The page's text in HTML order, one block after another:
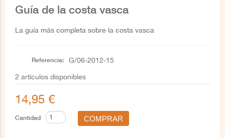
Guía de la costa vasca
La guía más completa sobre la costa vasca
Referencia: G/06-2012-15
2 artículos disponibles
14,95 €
Cantidad